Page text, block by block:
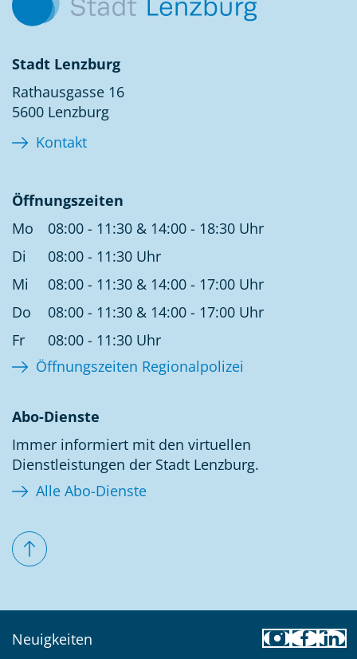
Stadt Lenzburg
Rathausgasse 16
5600 Lenzburg
Kontakt
Öffnungszeiten
Mo
08:00 - 11:30 & 14:00 - 18:30 Uhr
Di
08:00 - 11:30 Uhr
Mi
08:00 - 11:30 & 14:00 - 17:00 Uhr
Do
08:00 - 11:30 & 14:00 - 17:00 Uhr
Fr
08:00 - 11:30 Uhr
Öffnungszeiten Regionalpolizei
Abo-Dienste
Immer informiert mit den virtuellen
Dienstleistungen der Stadt Lenzburg.
Alle Abo-Dienste
Neuigkeiten
Toolbar